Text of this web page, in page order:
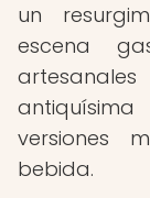
un
escena
versiones
bebida.